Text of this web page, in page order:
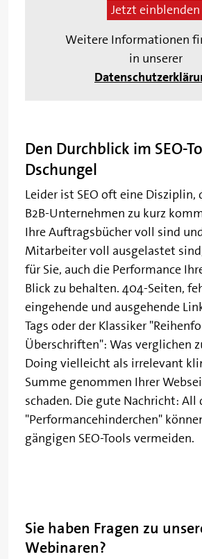
Jetzt einblenden
Weitere Informationen
in unserer
Den Durchblick im SEO-
Dschungel
Leider ist SEO oft eine Disziplin,
B2B-Unternehmen zu kurz
Ihre Auftragsbücher voll sind
Mitarbeiter voll ausgelastet
für Sie, auch die Performance
Blick zu behalten. 404-Seiten,
eingehende und ausgehende
Tags oder der Klassiker
Überschriften": Was verglichen
Doing vielleicht als irrelevant
Summe genommen Ihrer
schaden. Die gute Nachricht: All
"Performancehinderchen"
gängigen SEO-Tools vermeiden.
Sie haben Fragen zu
Webinaren?